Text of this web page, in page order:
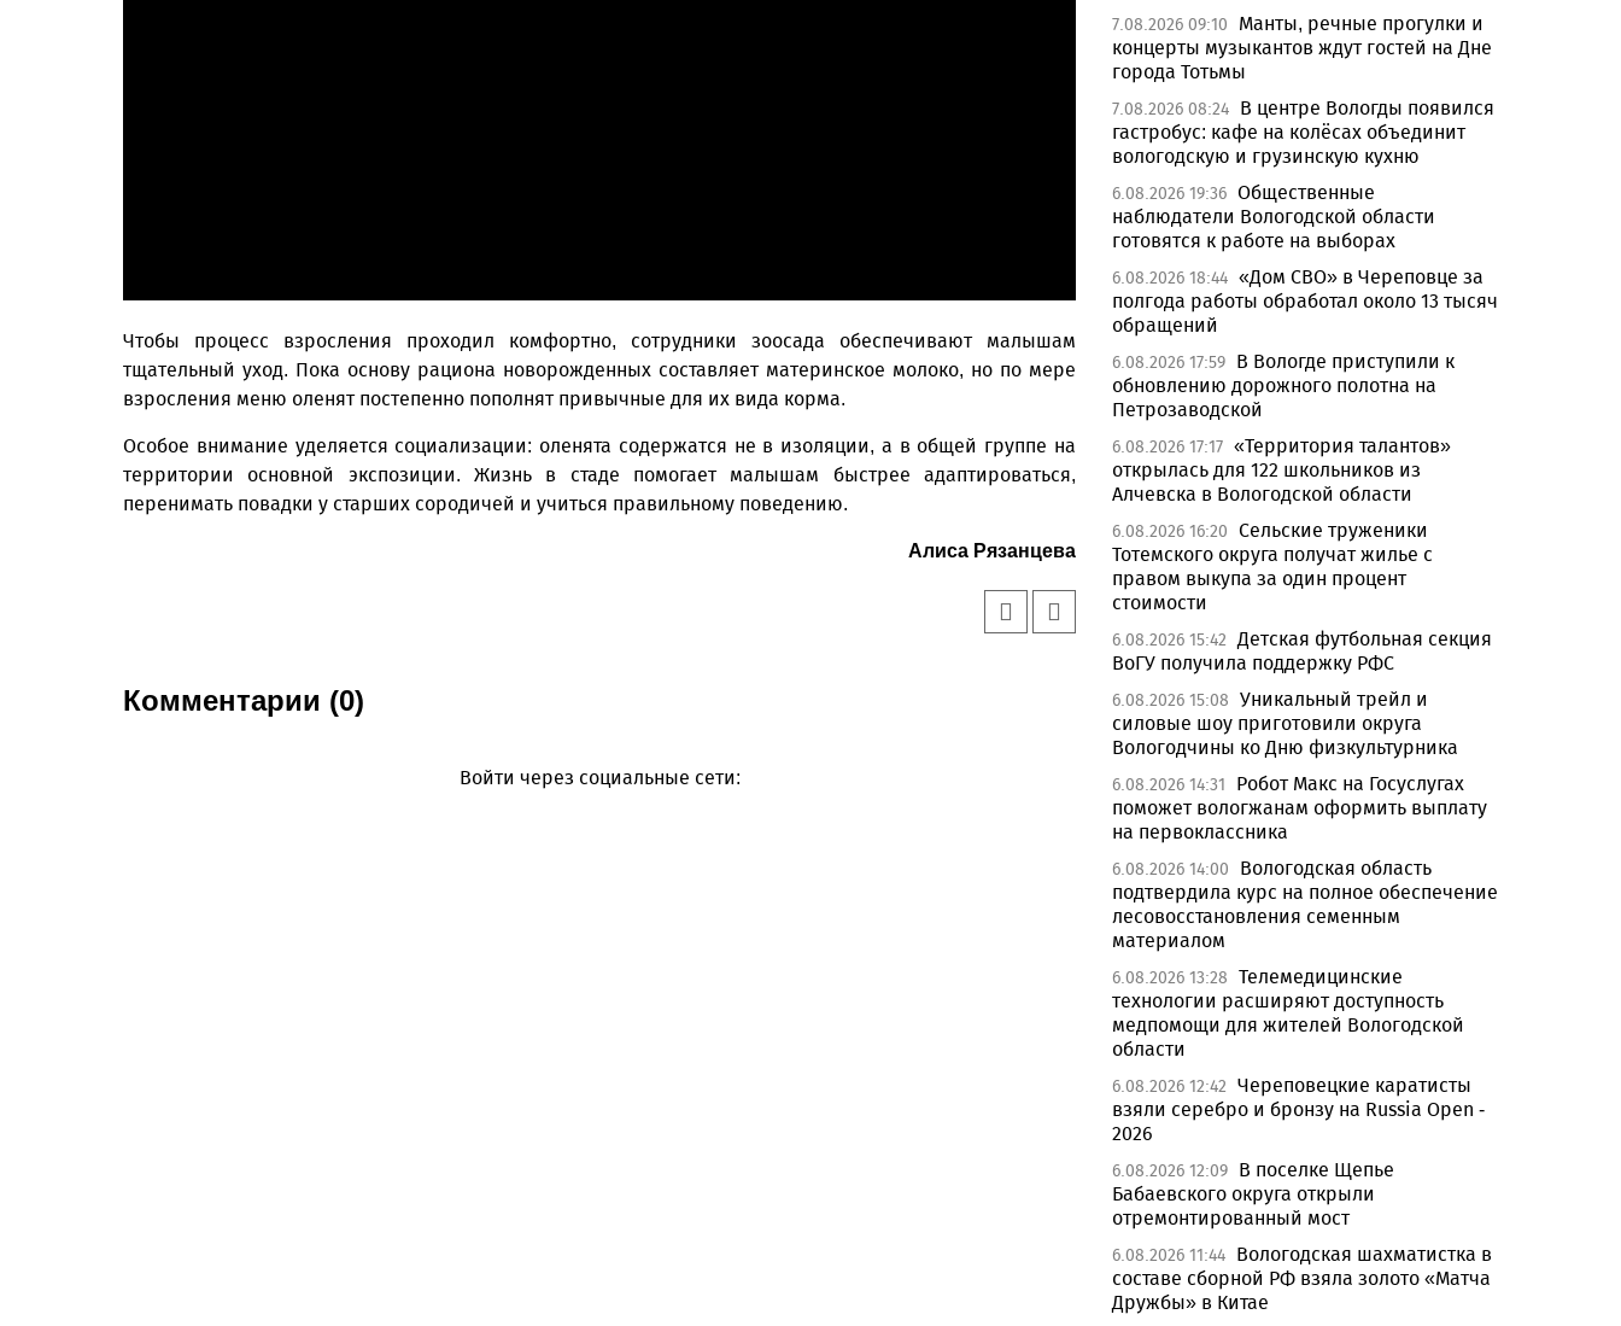
Чтобы процесс взросления проходил комфортно, сотрудники зоосада обеспечивают малышам
тщательный уход. Пока основу рациона новорожденных составляет материнское молоко, но по мере
взросления меню оленят постепенно пополнят привычные для их вида корма.
Особое внимание уделяется социализации: оленята содержатся не в изоляции, а в общей группе на
территории основной экспозиции. Жизнь в стаде помогает малышам быстрее адаптироваться,
перенимать повадки у старших сородичей и учиться правильному поведению.
Алиса Рязанцева
Комментарии (0)
Войти через социальные сети:
7.08.2026 09:10
Манты, речные прогулки и
концерты музыкантов ждут гостей на Дне
города Тотьмы
7.08.2026 08:24 В центре Вологды появился
гастробус: кафе на колёсах объединит
вологодскую и грузинскую кухню
6.08.2026 19:36 Общественные
наблюдатели Вологодской области
готовятся к работе на выборах
6.08.2026 18:44 «Дом СВО» в Череповце за
полгода работы обработал около 13 тысяч
обращений
6.08.2026 17:59 В Вологде приступили к
обновлению дорожного полотна на
Петрозаводской
6.08.2026 17:17 «Территория талантов»
открылась для 122 школьников из
Алчевска в Вологодской области
6.08.2026 16:20 Сельские труженики
Тотемского округа получат жилье с
правом выкупа за один процент
стоимости
6.08.2026 15:42 Детская футбольная секция
ВоГУ получила поддержку РФС
6.08.2026 15:08 Уникальный трейл и
силовые шоу приготовили округа
Вологодчины ко Дню физкультурника
6.08.2026 14:31
Робот Макс на Госуслугах
поможет вологжанам оформить выплату
на первоклассника
6.08.2026 14:00
Вологодская область
подтвердила курс на полное обеспечение
лесовосстановления семенным
материалом
6.08.2026 13:28 Телемедицинские
технологии расширяют доступность
медпомощи для жителей Вологодской
области
6.08.2026 12:42 Череповецкие каратисты
взяли серебро и бронзу на Russia Open -
2026
6.08.2026 12:09 В поселке Щепье
Бабаевского округа открыли
отремонтированный мост
6.08.2026 11:44 Вологодская шахматистка в
составе сборной РФ взяла золото «Матча
Дружбы» в Китае